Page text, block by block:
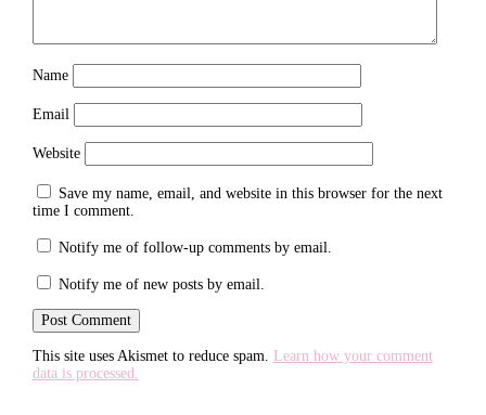
Name
Email
Website
Save my name, email, and website in this browser for the next
time I comment.
Notify me of follow-up comments by email.
Notify me of new posts by email.
This site uses Akismet to reduce spam. Learn how your comment
data is processed.